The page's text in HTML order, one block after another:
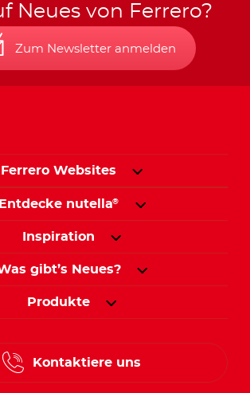
Neues von Ferrero?
Zum Newsletter anmelden
Ferrero Websites
Entdecke nutella®
Inspiration
gibt’s Neues?
Produkte
Kontaktiere uns